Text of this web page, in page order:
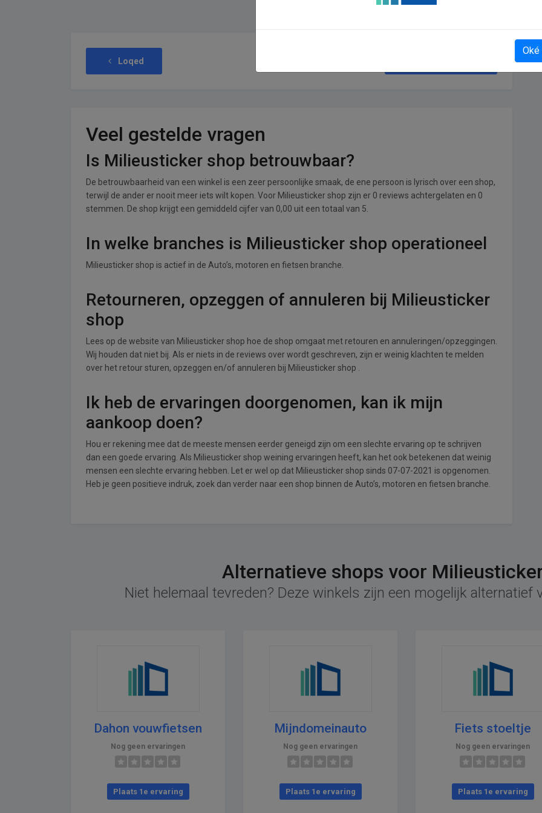
Loqed
Veel gestelde vragen
Is Milieusticker shop betrouwbaar?
De betrouwbaarheid van een winkel is een zeer persoonlijke smaak, de ene persoon is lyrisch over een shop,
terwijl de ander er nooit meer iets wilt kopen. Voor Milieusticker shop zijn er 0 reviews achtergelaten en 0
stemmen. De shop krijgt een gemiddeld cijfer van 0,00 uit een totaal van 5.
In welke branches is Milieusticker shop operationeel
Milieusticker shop is actief in de Auto’s, motoren en fietsen branche.
Retourneren, opzeggen of annuleren bij Milieusticker
shop
Lees op de website van Milieusticker shop hoe de shop omgaat met retouren en annuleringen/opzeggingen.
Wij houden dat niet bij. Als er niets in de reviews over wordt geschreven, zijn er weinig klachten te melden
over het retour sturen, opzeggen en/of annuleren bij Milieusticker shop .
Ik heb de ervaringen doorgenomen, kan ik mijn
aankoop doen?
Hou er rekening mee dat de meeste mensen eerder geneigd zijn om een slechte ervaring op te schrijven
dan een goede ervaring. Als Milieusticker shop weining ervaringen heeft, kan het ook betekenen dat weinig
mensen een slechte ervaring hebben. Let er wel op dat Milieusticker shop sinds 07-07-2021 is opgenomen.
Heb je geen positieve indruk, zoek dan verder naar een shop binnen de Auto’s, motoren en fietsen branche.
Alternatieve shops voor
Niet helemaal tevreden? Deze winkels zijn een mogelijk alternatief
Dahon vouwfietsen
Nog geen ervaringen
Plaats 1e ervaring
Mijndomeinauto
Nog geen ervaringen
Plaats 1e ervaring
Fiets stoeltje
Nog geen ervaringen
Plaats 1e ervaring
Oké